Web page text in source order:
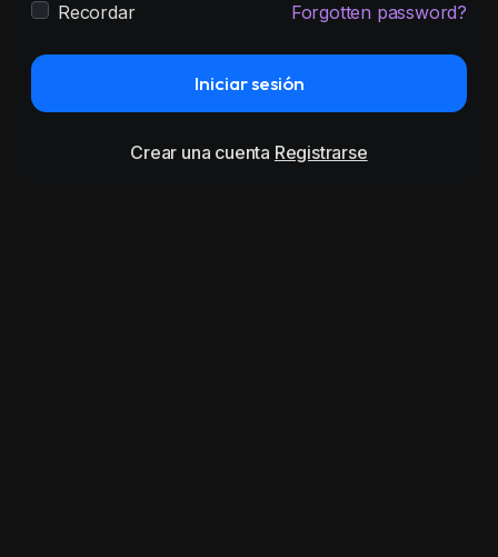
Recordar Forgotten password?
Iniciar sesión
Crear una cuenta Registrarse